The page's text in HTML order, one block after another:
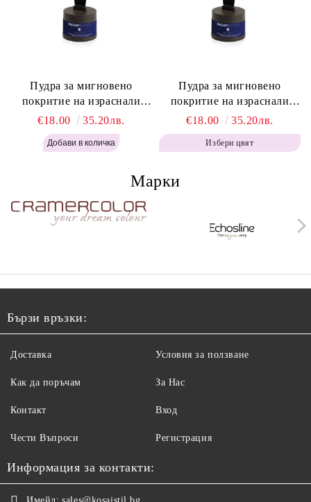
Пудра за мигновено
покритие на израснали
корени Топло Кафяво -
Labor Pro Instant Retouch
Powder - Warm Brown H643
€18.00 35.20лв.
Пудра за мигновено
покритие на израснали
корени Кафяво - Labor Pro
Instant Retouch Powder -
Brown H642
€18.00 35.20лв.
Избери цвят
Марки
Бързи връзки:
Доставка
Как да поръчам
Контакт
Чести Въпроси
Условия за ползване
За Нас
Вход
Регистрация
Информация за контакти: